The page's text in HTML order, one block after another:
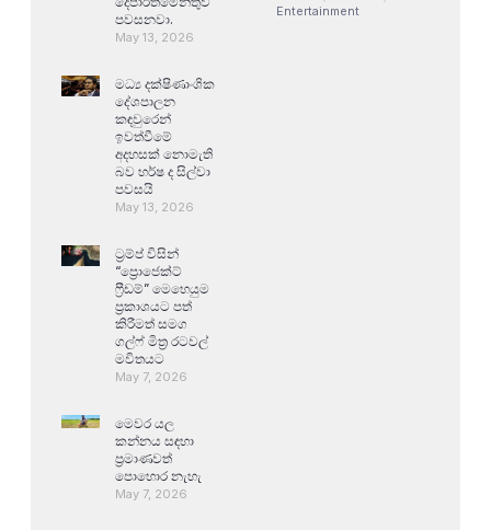
පවසනවා.
May 13, 2026
මධ්‍ය දක්ෂිණාංශික
දේශපාලන
කඳවුරෙන්
ඉවත්වීමේ
අදහසක් නොමැති
බව හර්ෂ ද සිල්වා
පවසයි
May 13, 2026
ට්‍රම්ප් විසින්
“ප්‍රොජෙක්ට්
ෆ්‍රීඩම්” මෙහෙයුම
ප්‍රකාශයට පත්
කිරීමත් සමග
ගල්ෆ් මිත්‍ර රටවල්
මවිතයට
May 7, 2026
මෙවර යල
කන්නය සඳහා
ප්‍රමාණවත්
පොහොර නැහැ
May 7, 2026
Entertainment